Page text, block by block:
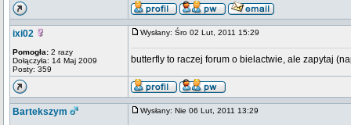
ixi02
Pomogła: 2 razy
Dołączyła: 14 Maj 2009
Posty: 359
Wysłany: Śro 02 Lut, 2011 15:29
butterfly to raczej forum o bielactwie, ale zapytaj
Bartekszym Wysłany: Nie 06 Lut, 2011 13:29